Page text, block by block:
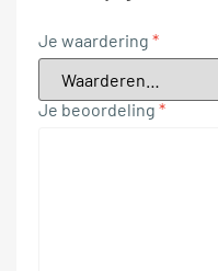
Je waardering *
Je beoordeling *